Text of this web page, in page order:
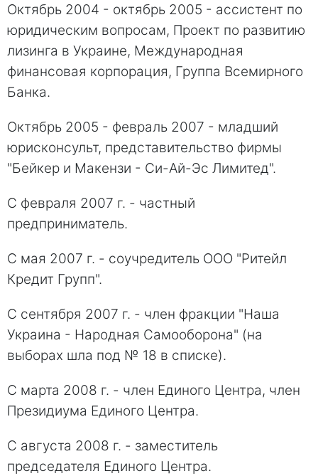
Октябрь 2004 - октябрь 2005 - ассистент по
юридическим вопросам, Проект по развитию
лизинга в Украине, Международная
финансовая корпорация, Группа Всемирного
Банка.
Октябрь 2005 - февраль 2007 - младший
юрисконсульт, представительство фирмы
"Бейкер и Макензи - Си-Ай-Эс Лимитед".
С февраля 2007 г. - частный
предприниматель.
С мая 2007 г. - соучредитель ООО "Ритейл
Кредит Групп".
С сентября 2007 г. - член фракции "Наша
Украина - Народная Самооборона" (на
выборах шла под № 18 в списке).
С марта 2008 г. - член Единого Центра, член
Президиума Единого Центра.
С августа 2008 г. - заместитель
председателя Единого Центра.